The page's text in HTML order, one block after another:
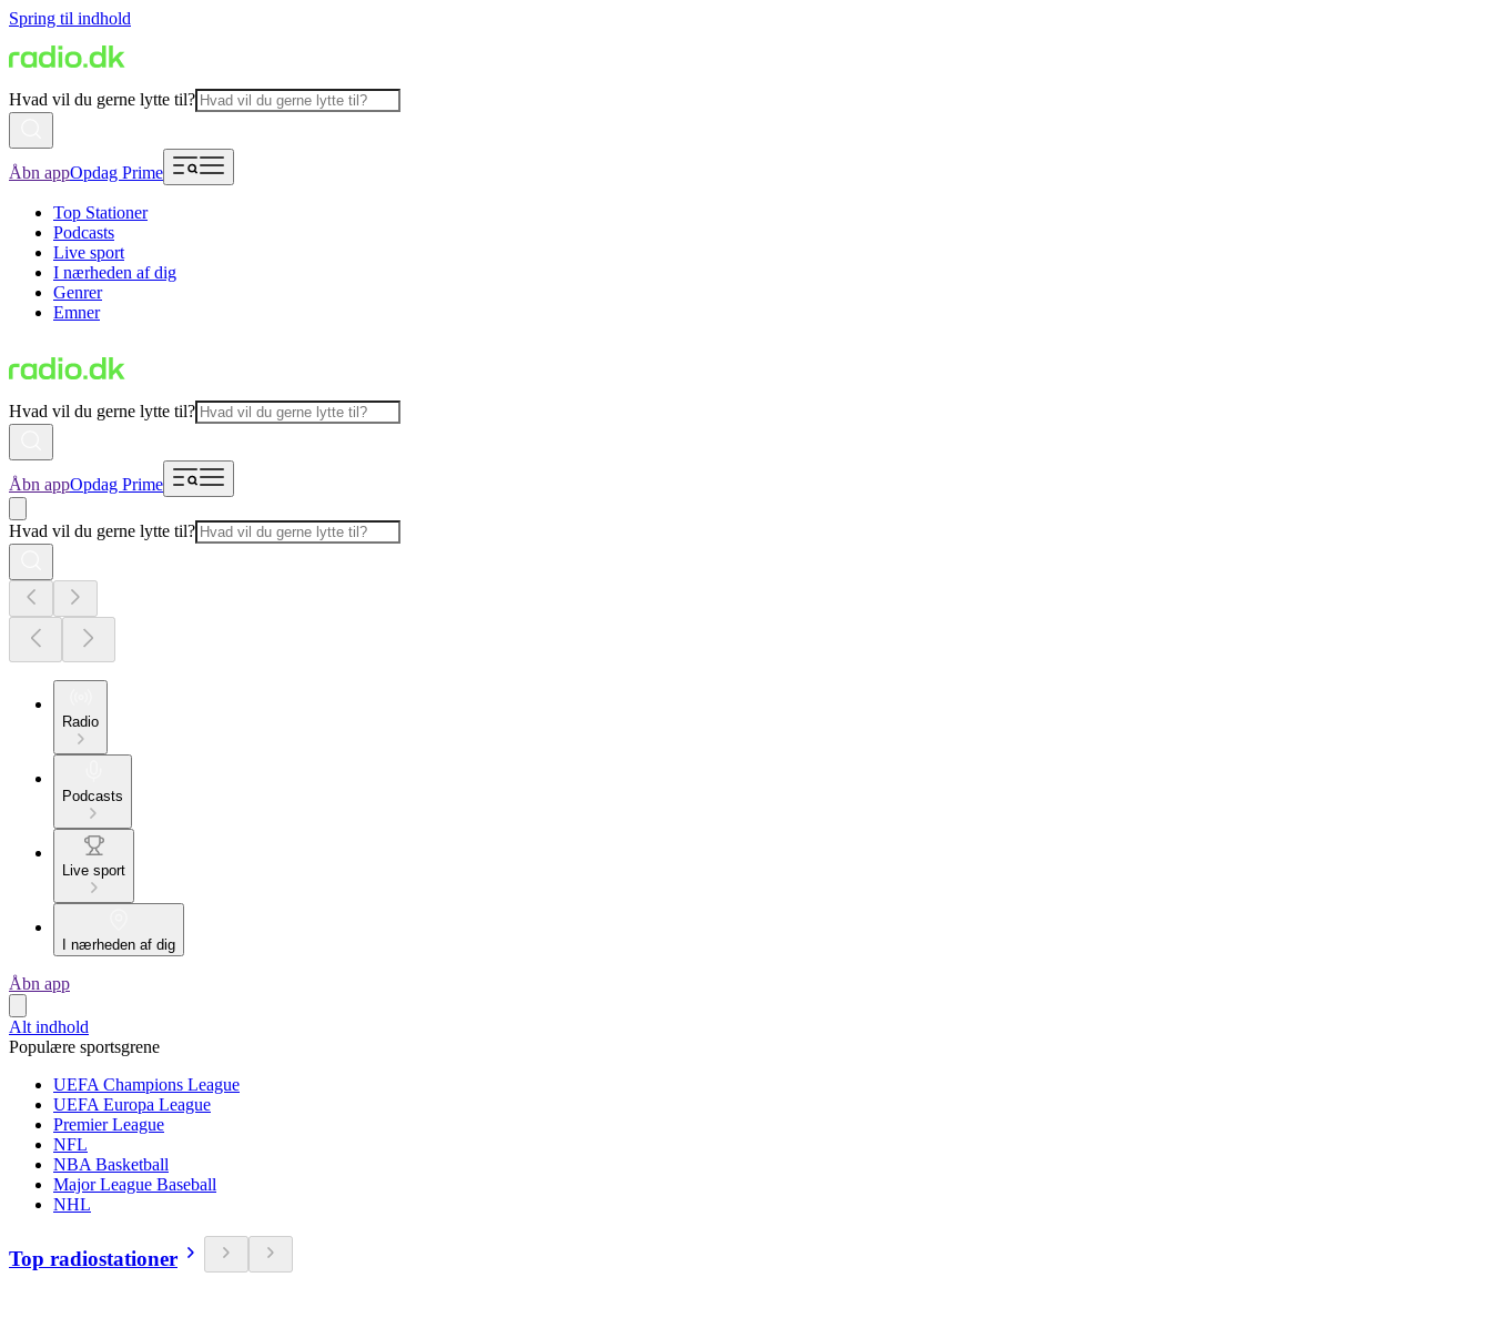
Spring til indhold
Hvad vil du gerne lytte til?
Åbn appOpdag Prime
Top Stationer
Podcasts
Live sport
I nærheden af dig
Genrer
Emner
Hvad vil du gerne lytte til?
Åbn appOpdag Prime
Hvad vil du gerne lytte til?
Radio
Podcasts
Live sport
I nærheden af dig
Åbn app
Alt indhold
Populære sportsgrene
UEFA Champions League
UEFA Europa League
Premier League
NFL
NBA Basketball
Major League Baseball
NHL
Top radiostationer